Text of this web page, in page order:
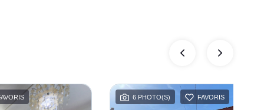
6 PHOTO(S) FAVORIS